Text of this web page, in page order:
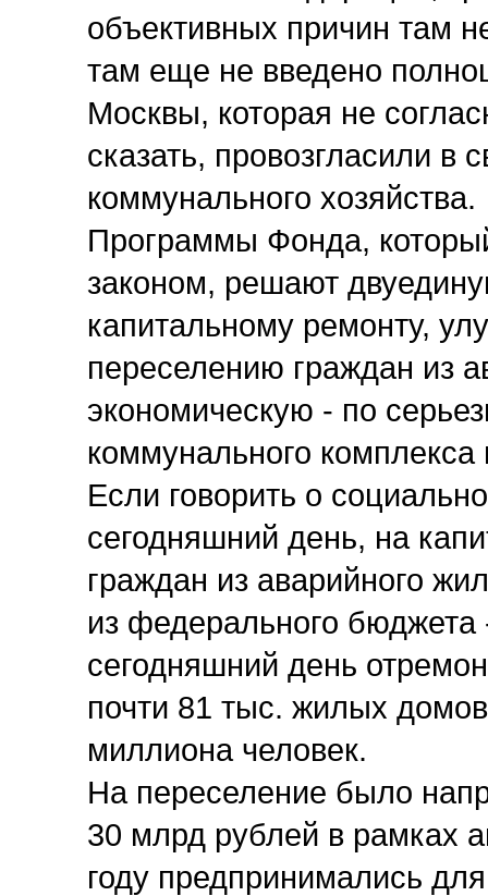
объективных причин там
там еще не введено
Москвы, которая не
сказать, провозгласили
коммунального хозяйства.
Программы Фонда,
законом, решают
капитальному ремонту,
переселению граждан из
экономическую - по
коммунального
Если говорить о
сегодняшний день, на
граждан из аварийного
из федерального бюджета
сегодняшний день
почти 81 тыс. жилых
миллиона человек.
На переселение было
30 млрд рублей в рамках
году предпринимались